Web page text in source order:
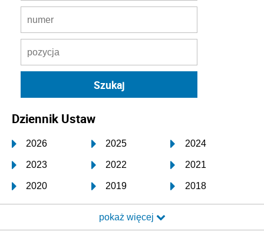
Dziennik Ustaw
2026 2025 2024
2023 2022 2021
2020 2019 2018
2017 2016 2015
2014 2013 2012
pokaż więcej